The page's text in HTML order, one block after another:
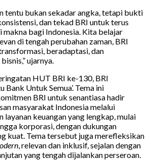
tentu bukan sekadar angka, tetapi bukti
dan tekad BRI untuk terus
makna bagi Indonesia. Kita belajar
di tengah perubahan zaman, BRI
beradaptasi, dan
ujarnya.
HUT BRI ke-130, BRI
Bank Untuk Semua’. Tema ini
BRI untuk senantiasa hadir
masyarakat Indonesia melalui
layanan keuangan yang lengkap, mulai
korporasi, dengan dukungan
kuat. Tema tersebut juga merefleksikan
, relevan dan inklusif, sejalan dengan
yang tengah dijalankan perseroan.